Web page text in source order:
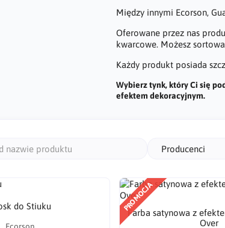
Między innymi Ecorson,
Oferowane przez nas
kwarcowe. Możesz
Każdy produkt posiada
Wybierz tynk, który Ci się
efektem dekoracyjnym.
Producenci
do Stiuku
Ecorson
PROMOCJA
Farba satynowa z
Over